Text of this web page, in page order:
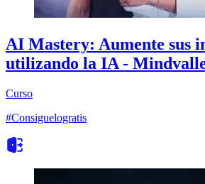
AI Mastery: Aumente sus
utilizando la IA -
Curso
#Consiguelogratis